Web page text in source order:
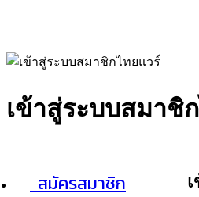
เข้าสู่ระบบสมาชิ
สมัครสมาชิก